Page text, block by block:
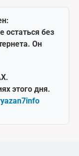
остаться без
Он
этого дня.